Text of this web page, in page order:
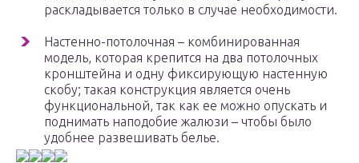
раскладывается только в случае необходимости.
Настенно-потолочная – комбинированная
модель, которая крепится на два потолочных
кронштейна и одну фиксирующую настенную
скобу; такая конструкция является очень
функциональной, так как ее можно опускать и
поднимать наподобие жалюзи – чтобы было
удобнее развешивать белье.